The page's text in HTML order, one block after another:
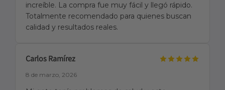
increíble. La compra fue muy fácil y llegó rápido.
Totalmente recomendado para quienes buscan
calidad y resultados reales.
Carlos Ramírez
8 de marzo, 2026